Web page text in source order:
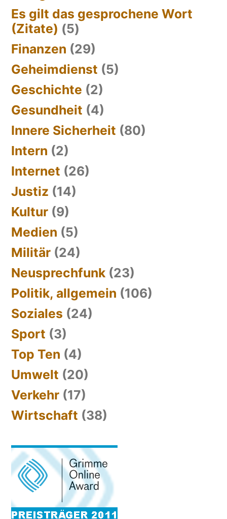
Es gilt das gesprochene Wort
(Zitate) (5)
Finanzen (29)
Geheimdienst (5)
Geschichte (2)
Gesundheit (4)
Innere Sicherheit (80)
Intern (2)
Internet (26)
Justiz (14)
Kultur (9)
Medien (5)
Militär (24)
Neusprechfunk (23)
Politik, allgemein (106)
Soziales (24)
Sport (3)
Top Ten (4)
Umwelt (20)
Verkehr (17)
Wirtschaft (38)